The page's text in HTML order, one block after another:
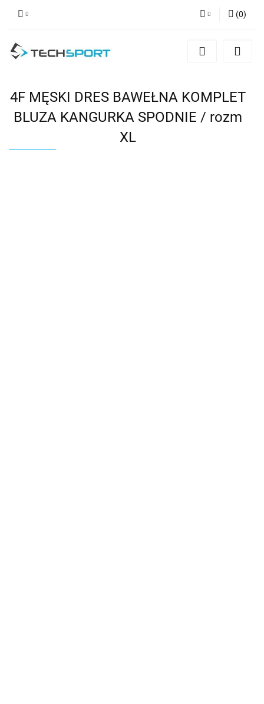
Zaloguj się
(0)
4F MĘSKI DRES BAWEŁNA KOMPLET
BLUZA KANGURKA SPODNIE / rozm
XL